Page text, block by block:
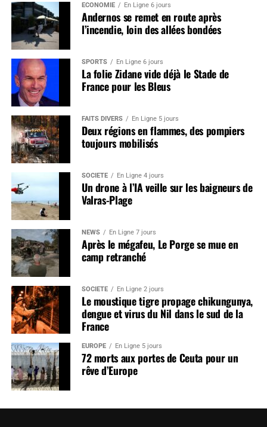
ÉCONOMIE En Ligne 6 jours
Andernos se remet en route après
l’incendie, loin des allées bondées
SPORTS En Ligne 6 jours
La folie Zidane vide déjà le Stade de
France pour les Bleus
FAITS DIVERS En Ligne 5 jours
Deux régions en flammes, des pompiers
toujours mobilisés
SOCIÉTÉ En Ligne 4 jours
Un drone à l’IA veille sur les baigneurs de
Valras-Plage
NEWS En Ligne 7 jours
Après le mégafeu, Le Porge se mue en
camp retranché
SOCIÉTÉ En Ligne 2 jours
Le moustique tigre propage chikungunya,
dengue et virus du Nil dans le sud de la
France
EUROPE En Ligne 5 jours
72 morts aux portes de Ceuta pour un
rêve d’Europe